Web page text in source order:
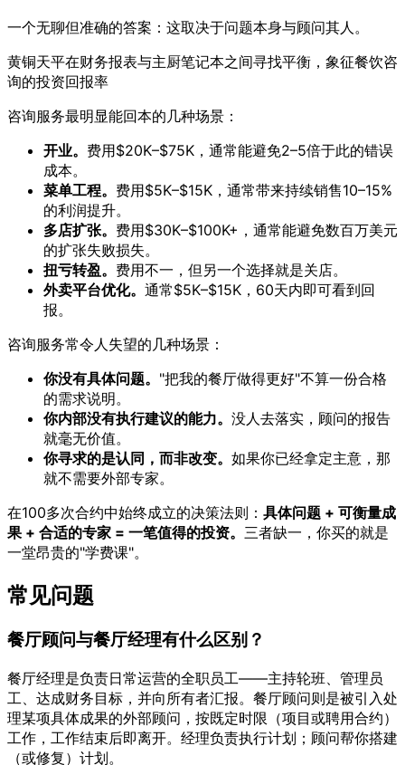
一个无聊但准确的答案：这取决于问题本身与顾问其人。
黄铜天平在财务报表与主厨笔记本之间寻找平衡，象征餐饮咨
询的投资回报率
咨询服务最明显能回本的几种场景：
开业。 费用$20K–$75K，通常能避免2–5倍于此的错误
成本。
菜单工程。 费用$5K–$15K，通常带来持续销售10–15%
的利润提升。
多店扩张。 费用$30K–$100K+，通常能避免数百万美元
的扩张失败损失。
扭亏转盈。 费用不一，但另一个选择就是关店。
外卖平台优化。 通常$5K–$15K，60天内即可看到回
报。
咨询服务常令人失望的几种场景：
你没有具体问题。 "把我的餐厅做得更好"不算一份合格
的需求说明。
你内部没有执行建议的能力。 没人去落实，顾问的报告
就毫无价值。
你寻求的是认同，而非改变。 如果你已经拿定主意，那
就不需要外部专家。
在100多次合约中始终成立的决策法则： 具体问题 + 可衡量成
果 + 合适的专家 = 一笔值得的投资。 三者缺一，你买的就是
一堂昂贵的"学费课"。
常见问题
餐厅顾问与餐厅经理有什么区别？
餐厅经理是负责日常运营的全职员工——主持轮班、管理员
工、达成财务目标，并向所有者汇报。餐厅顾问则是被引入处
理某项具体成果的外部顾问，按既定时限（项目或聘用合约）
工作，工作结束后即离开。经理负责执行计划；顾问帮你搭建
（或修复）计划。